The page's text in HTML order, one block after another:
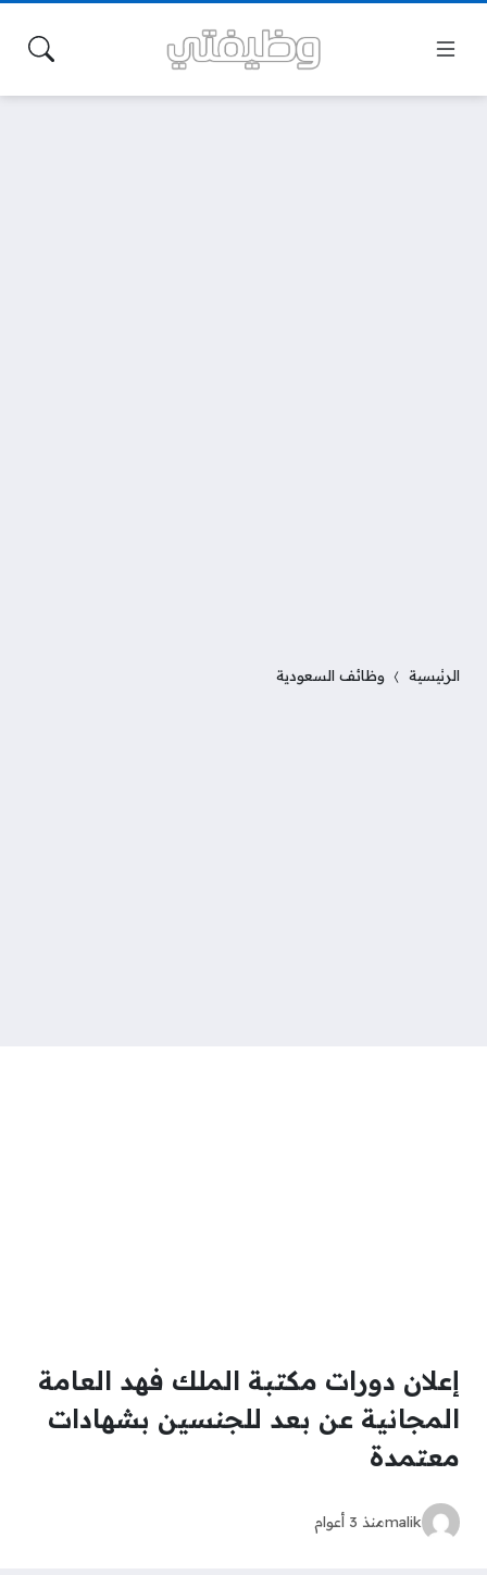
الرئيسية وظائف السعودية
إعلان دورات مكتبة الملك فهد العامة
المجانية عن بعد للجنسين بشهادات
معتمدة
malikمنذ 3 أعوام